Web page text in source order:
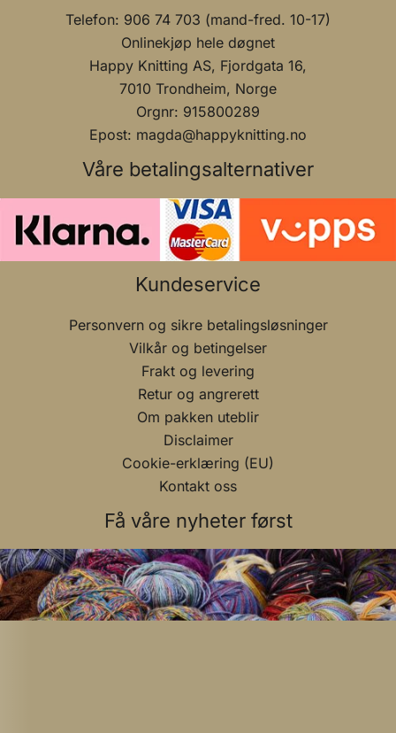
Telefon: 906 74 703 (mand-fred. 10-17)
Onlinekjøp hele døgnet
Happy Knitting AS, Fjordgata 16,
7010 Trondheim, Norge
Orgnr: 915800289
Epost: magda@happyknitting.no
Våre betalingsalternativer
Kundeservice
Personvern og sikre betalingsløsninger
Vilkår og betingelser
Frakt og levering
Retur og angrerett
Om pakken uteblir
Disclaimer
Cookie-erklæring (EU)
Kontakt oss
Få våre nyheter først